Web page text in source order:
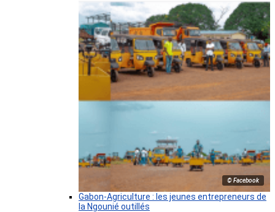
© Facebook
Gabon-Agriculture : les jeunes entrepreneurs de
la Ngounié outillés